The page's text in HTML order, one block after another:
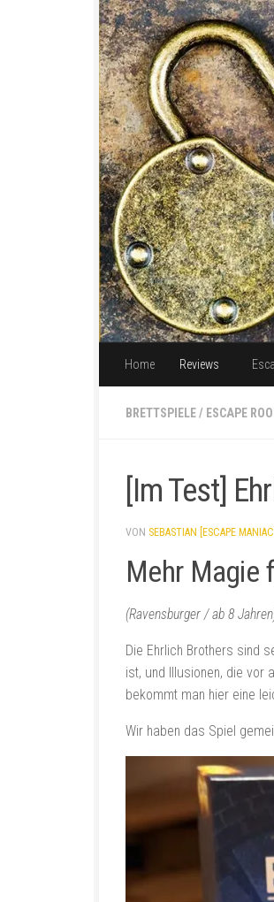
Unter dem Inhalt
Home Reviews
BRETTSPIELE/ ESCAPE
[Im Test]
VON SEBASTIAN [ESCAPE MANIAC]
Mehr Magie
(Ravensburger / ab 8
Die Ehrlich Brothers sind
ist, und Illusionen, die vor
bekommt man hier eine
Wir haben das Spiel